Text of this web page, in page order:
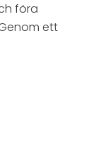
föra
ett